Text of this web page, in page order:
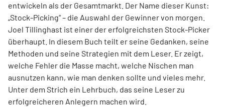
entwickeln als der Gesamtmarkt. Der Name dieser Kunst:
„Stock-Picking“ – die Auswahl der Gewinner von morgen.
Joel Tillinghast ist einer der erfolgreichsten Stock-Picker
überhaupt. In diesem Buch teilt er seine Gedanken, seine
Methoden und seine Strategien mit dem Leser. Er zeigt,
welche Fehler die Masse macht, welche Nischen man
ausnutzen kann, wie man denken sollte und vieles mehr.
Unter dem Strich ein Lehrbuch, das seine Leser zu
erfolgreicheren Anlegern machen wird.